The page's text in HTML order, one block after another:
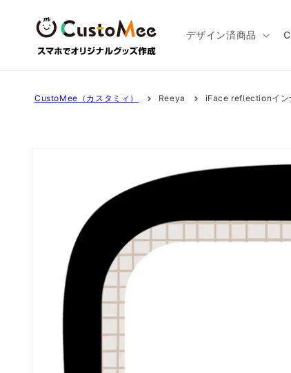
ンツに
進む
デザイン済商品
CustoMee（カスタミィ） Reeya iFace reflectionイン